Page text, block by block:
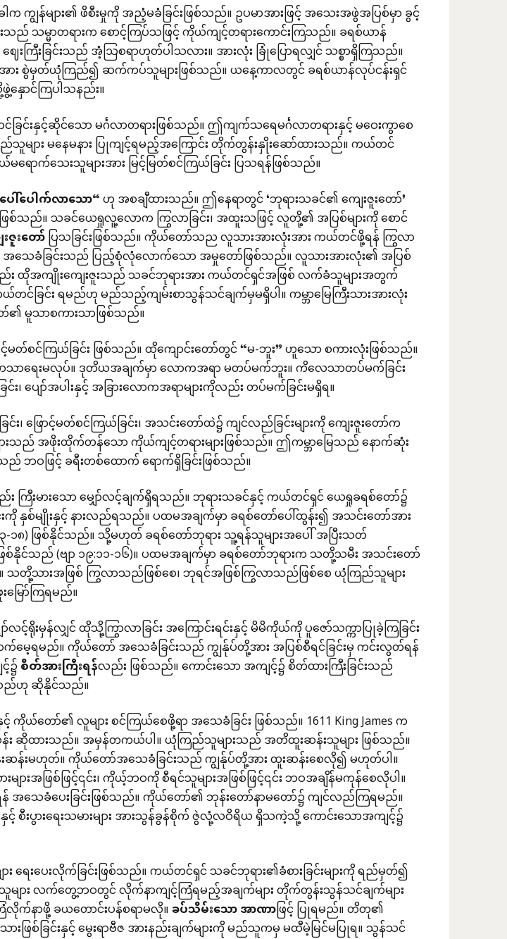
ကျွန်များ၏ ဖိစီးမှုကို အညံ့မခံခြင်းဖြစ်သည်။ ဥပမာအားဖြင့် အသေးအဖွဲအပြစ်မှာ ခွင့်
သည် သမ္မာတရားက စောင့်ကြပ်သဖြင့် ကိုယ်ကျင့်တရားကောင်းကြသည်။ ခရစ်ယာန်
ဈေးကြီးခြင်းသည် အံ့ဩစရာဟုတ်ပါသလား။ အားလုံး ခြုံပြောရလျှင် သစ္စာရှိကြသည်။
စွဲမှတ်ယုံကြည်၍ ဆက်ကပ်သူများဖြစ်သည်။ ယနေ့ကာလတွင် ခရစ်ယာန်လုပ်ငန်းရှင်
နှောင်ကြပါသနည်း။
င်းနှင့်ဆိုင်သော မင်္ဂလာတရားဖြစ်သည်။ ဤကျက်သရေမင်္ဂလာတရားနှင့် မဝေးကွာစေ
သူများ မနေမနား ပြုကျင့်ရမည့်အကြောင်း တိုက်တွန်းနှိုးဆော်ထားသည်။ ကယ်တင်
ာက်သေးသူများအား မြင့်မြတ်စင်ကြယ်ခြင်း ပြသရန်ဖြစ်သည်။
ပေါ်ပေါက်လာသော“ဟု အစချီထားသည်။ ဤနေရာတွင် ‘ဘုရားသခင်၏ ကျေးဇူးတော်’
စ်သည်။ သခင်ယေရှုလူ့လောက ကြွလာခြင်း၊ အထူးသဖြင့် လူတို့၏ အပြစ်များကို စောင်
ဇူးတော်ပြသခြင်းဖြစ်သည်။ ကိုယ်တော်သည လူသားအားလုံးအား ကယ်တင်ဖို့ရန် ကြွလာ
သေခံခြင်းသည် ပြည့်စုံလုံလောက်သော အမှုတော်ဖြစ်သည်။ လူသားအားလုံး၏ အပြစ်
း ထိုအကျိုးကျေးဇူးသည် သခင်ဘုရားအား ကယ်တင်ရှင်အဖြစ် လက်ခံသူများအတွက်
ခြင်း ရမည်ဟု မည်သည့်ကျမ်းစာသွန်သင်ချက်မှမရှိပါ။ ကမ္ဘာမြေကြီးသားအားလုံး
၏ မူသာစကားသာဖြစ်သည်။
င့်မတ်စင်ကြယ်ခြင်း ဖြစ်သည်။ ထိုကျောင်းတော်တွင် “မ-ဘူး” ဟူသော စကားလုံးဖြစ်သည်။
သာရေးမလုပ်။ ဒုတိယအချက်မှာ လောကအရာ မတပ်မက်ဘူး။ ကိလေသာတပ်မက်ခြင်း
င်း၊ ပျော်အပါးနှင့် အခြားလောကအရာများကိုလည်း တပ်မက်ခြင်းမရှိရ။
၊ ဖြောင့်မတ်စင်ကြယ်ခြင်း၊ အသင်းတော်ထဲ၌ ကျင်လည်ခြင်းများကို ကျေးဇူးတော်က
သည် အဖိုးထိုက်တန်သော ကိုယ်ကျင့်တရားများဖြစ်သည်။ ဤကမ္ဘာမြေသည် နောက်ဆုံး
ည် ဘဝဖြင့် ခရီးတစ်ထောက် ရောက်ရှိခြင်းဖြစ်သည်။
း ကြီးမားသော မျှော်လင့်ချက်ရှိရသည်။ ဘုရားသခင်နှင့် ကယ်တင်ရှင် ယေရှုခရစ်တော်၌
နှစ်မျိုးနှင့် နားလည်ရသည်။ ပထမအချက်မှာ ခရစ်တော်ပေါ်ထွန်း၍ အသင်းတော်အား
-၁၈) ဖြစ်နိုင်သည်။ သို့မဟုတ် ခရစ်တော်ဘုရား သူ့ရန်သူများအပေါ် အပြီးသတ်
စ်နိုင်သည် (ဗျာ ၁၉:၁၁-၁၆)။ ပထမအချက်မှာ ခရစ်တော်ဘုရားက သတို့သမီး အသင်းတော်
သတို့သားအဖြစ် ကြွလာသည်ဖြစ်စေ၊ ဘုရင်အဖြစ်ကြွလာသည်ဖြစ်စေ ယုံကြည်သူများ
ော်ကြရမည်။
င့်ရိုးမှန်လျှင် ထိုသို့ကြွာလာခြင်း အကြောင်းရင်းနှင့် မိမိကိုယ်ကို ပူဇော်သက္ကာပြုခဲ့ကြခြင်း
ာက်မေ့ရမည်။ ကိုယ်တော် အသေခံခြင်းသည် ကျွန်ုပ်တို့အား အပြစ်စီရင်ခြင်းမှ ကင်းလွတ်ရန်
၌စိတ်အားကြီးရန်လည်း ဖြစ်သည်။ ကောင်းသော အကျင့်၌ စိတ်ထားကြီးခြင်းသည်
ည်ဟု ဆိုနိုင်သည်။
ယ်တော်၏ လူများ စင်ကြယ်စေဖို့ရာ အသေခံခြင်း ဖြစ်သည်။ 1611 King James က
ဆန်း ဆိုထားသည်။ အမှန်တကယ်ပါ။ ယုံကြည်သူများသည် အတိထူးဆန်းသူများ ဖြစ်သည်။
န်းမဟုတ်။ ကိုယ်တော်အသေခံခြင်းသည် ကျွန်ုပ်တို့အား ထူးဆန်းစေလို၍ မဟုတ်ပါ။
ျားအဖြစ်ဖြင့်၎င်း၊ ကိုယ့်ဘဝကို စီရင်သူများအဖြစ်ဖြင့်၎င်း ဘဝအချိန်မကုန်စေလိုပါ။
န် အသေခံပေးခြင်းဖြစ်သည်။ ကိုယ်တော်၏ ဘုန်းတော်နာမတော်၌ ကျင်လည်ကြရမည်။
ားနှင့် စီးပွားရေးသမားများ အားသွန်ခွန်စိုက် ဇွဲလုံ့လဝိရိယ ရှိသကဲ့သို့ ကောင်းသောအကျင့်၌
းပေးလိုက်ခြင်းဖြစ်သည်။ ကယ်တင်ရှင် သခင်ဘုရား၏ခံစားခြင်းများကို ရည်မှတ်၍
သူများ လက်တွေ့ဘဝတွင် လိုက်နာကျင့်ကြံရမည့်အချက်များ တိုက်တွန်းသွန်သင်ချက်များ
က်နာဖို့ ခယတောင်းပန်စရာမလို။ခပ်သိမ်းသောအာဏာဖြင့် ပြုရမည်။ တိတု၏
ြစ်ခြင်းနှင့် မွေးရာဗီဇ အားနည်းချက်များကို မည်သူကမှ မထီမဲ့မြင်မပြုရ။ သွန်သင်